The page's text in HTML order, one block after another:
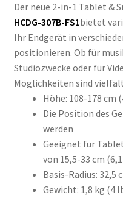
Der neue 2-in-1 Tablet &
HCDG-307B-FS1bietet
Ihr Endgerät in
positionieren. Ob für
Studiozwecke oder für
Möglichkeiten sind
Höhe: 108-178 cm
Die Position des
werden
Geeignet für
von 15,5-33 cm
Basis-Radius: 32,5
Gewicht: 1,8 kg (4